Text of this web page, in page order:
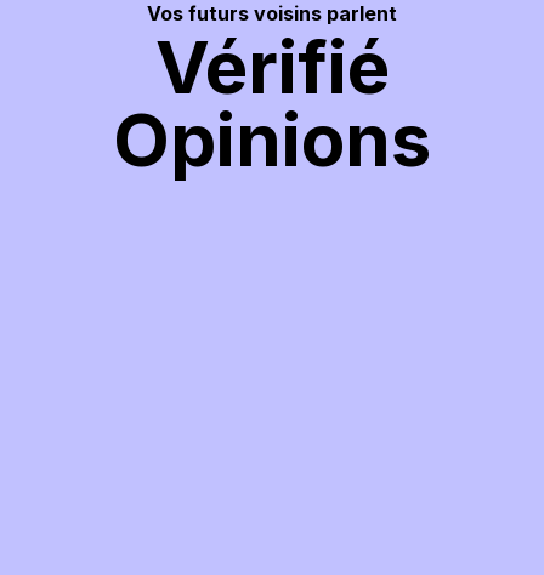
Vos futurs voisins parlent
Vérifié
Opinions